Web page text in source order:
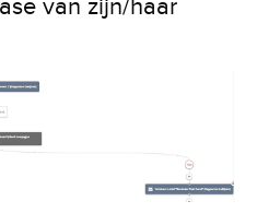
van zijn/haar